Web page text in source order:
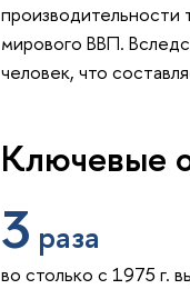
производительности
мирового ВВП.
человек, что
Ключевые
3 раза
во столько с 1975 г.